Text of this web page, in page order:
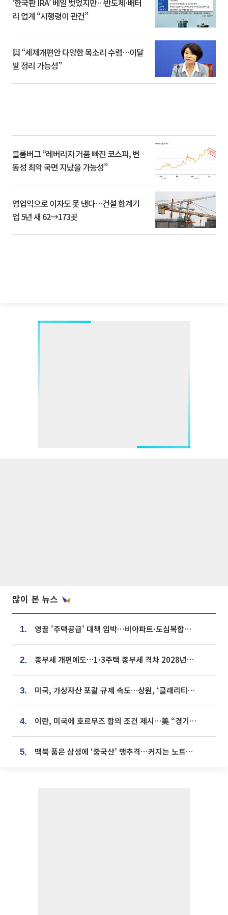
‘한국판 IRA’ 베일 벗었지만…반도체·배터
리 업계 “시행령이 관건”
與 “세제개편안 다양한 목소리 수렴…이달
말 정리 가능성”
블룸버그 “레버리지 거품 빠진 코스피, 변
동성 최악 국면 지났을 가능성”
영업익으로 이자도 못 낸다…건설 한계기
업 5년 새 62→173곳
많이 본 뉴스
1. 영끌 '주택공급' 대책 임박⋯비아파트·도심복합까지 총동원
2. 종부세 개편에도…1·3주택 종부세 격차 2028년부터 확대
3. 미국, 가상자산 포괄 규제 속도…상원, ‘클래리티법’ 9월 절차투표 추진
4. 이란, 미국에 호르무즈 합의 조건 제시…美 “경기 아직 안 끝나” [종합]
5. 맥북 품은 삼성에 ‘중국산’ 맹추격⋯커지는 노트북 OLED 시장